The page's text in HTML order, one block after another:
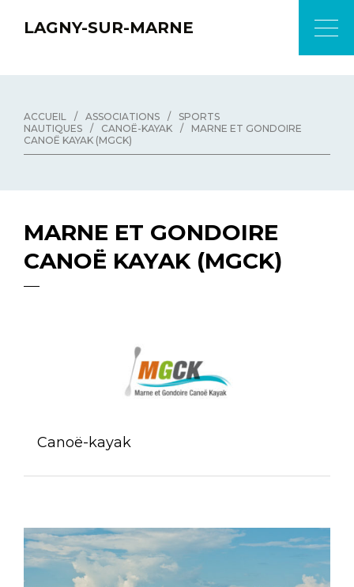
LAGNY-SUR-MARNE
ACCUEIL / ASSOCIATIONS /
SPORTS
NAUTIQUES
/ CANOË-KAYAK /
MARNE ET GONDOIRE
CANOË KAYAK (MGCK)
MARNE ET GONDOIRE
CANOË KAYAK (MGCK)
Canoë-kayak